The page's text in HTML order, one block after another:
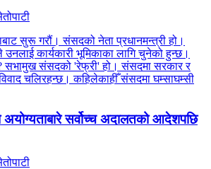
सुरू गरौं। संसदको नेता प्रधानमन्त्री हो।
कार्यकारी भूमिकाका लागि चुनेको हुन्छ।
सभामुख संसदको 'रेफ्री' हो। संसदमा सरकार र
चलिरहन्छ। कहिलेकाहीँ संसदमा घम्साघम्सी
सर्वोच्च अदालतको आदेशपछि